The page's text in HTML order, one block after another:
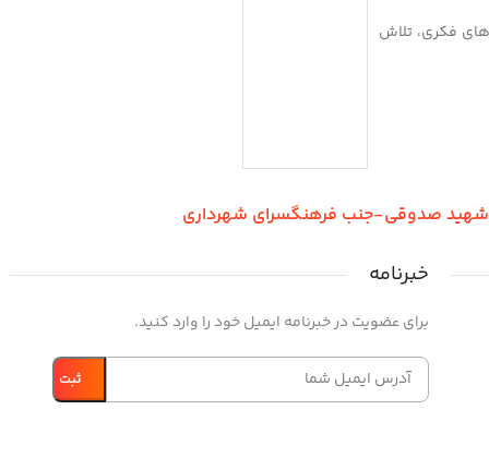
فکری، تلاش
شهید صدوقی-جنب فرهنگسرای شهرداری
خبرنامه
برای عضویت در خبرنامه ایمیل خود را وارد کنید.